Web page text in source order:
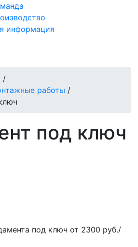
информация
/
работы /
под ключ
под ключ от 2300 руб./